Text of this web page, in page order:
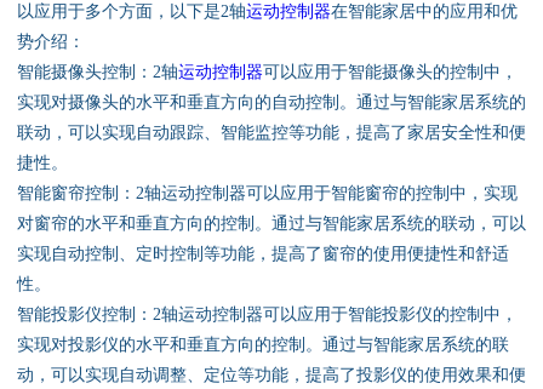
定制数控系统
公司动态
行业新闻
以应用于多个方面，以下是2轴运动控制器在智能家居中的应用和优
势介绍：
智能摄像头控制：2轴运动控制器可以应用于智能摄像头的控制中，
实现对摄像头的水平和垂直方向的自动控制。通过与智能家居系统的
联动，可以实现自动跟踪、智能监控等功能，提高了家居安全性和便
捷性。
智能窗帘控制：2轴运动控制器可以应用于智能窗帘的控制中，实现
对窗帘的水平和垂直方向的控制。通过与智能家居系统的联动，可以
实现自动控制、定时控制等功能，提高了窗帘的使用便捷性和舒适
性。
智能投影仪控制：2轴运动控制器可以应用于智能投影仪的控制中，
实现对投影仪的水平和垂直方向的控制。通过与智能家居系统的联
动，可以实现自动调整、定位等功能，提高了投影仪的使用效果和便